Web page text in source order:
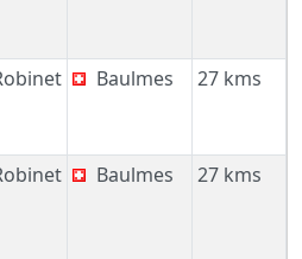
Baulmes 27 kms
Baulmes 27 kms